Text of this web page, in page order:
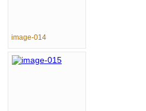
image-014